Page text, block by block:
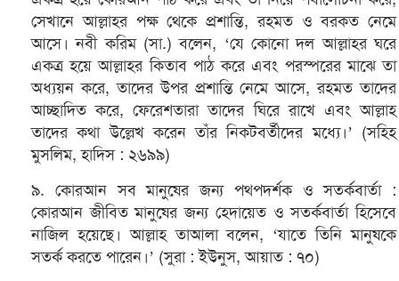
সেখানে আল্লাহর পক্ষ থেকে প্রশান্তি, রহমত ও বরকত নেমে
আসে। নবী করিম (সা.) বলেন, ‘যে কোনো দল আল্লাহর ঘরে
একত্র হয়ে আল্লাহর কিতাব পাঠ করে এবং পরস্পরের মাঝে তা
অধ্যয়ন করে, তাদের উপর প্রশান্তি নেমে আসে, রহমত তাদের
আচ্ছাদিত করে, ফেরেশতারা তাদের ঘিরে রাখে এবং আল্লাহ
তাদের কথা উল্লেখ করেন তাঁর নিকটবর্তীদের মধ্যে।’ (সহিহ
মুসলিম, হাদিস : ২৬৯৯)
৯. কোরআন সব মানুষের জন্য পথপদর্শক ও সতর্কবার্তা :
কোরআন জীবিত মানুষের জন্য হেদায়েত ও সতর্কবার্তা হিসেবে
নাজিল হয়েছে। আল্লাহ তাআলা বলেন, ‘যাতে তিনি মানুষকে
সতর্ক করতে পারেন।’ (সুরা : ইউনুস, আয়াত : ৭০)